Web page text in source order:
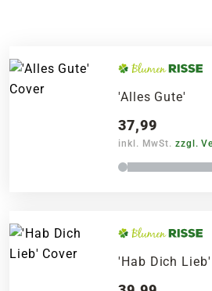
'Alles Gute'
37,99
inkl. MwSt. zzgl.
'Hab Dich Lieb'